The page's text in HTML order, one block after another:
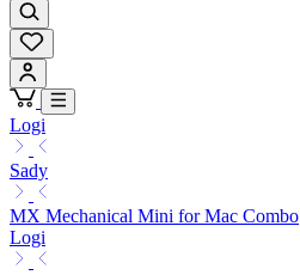
Logi
Sady
MX Mechanical Mini for Mac Combo
Logi